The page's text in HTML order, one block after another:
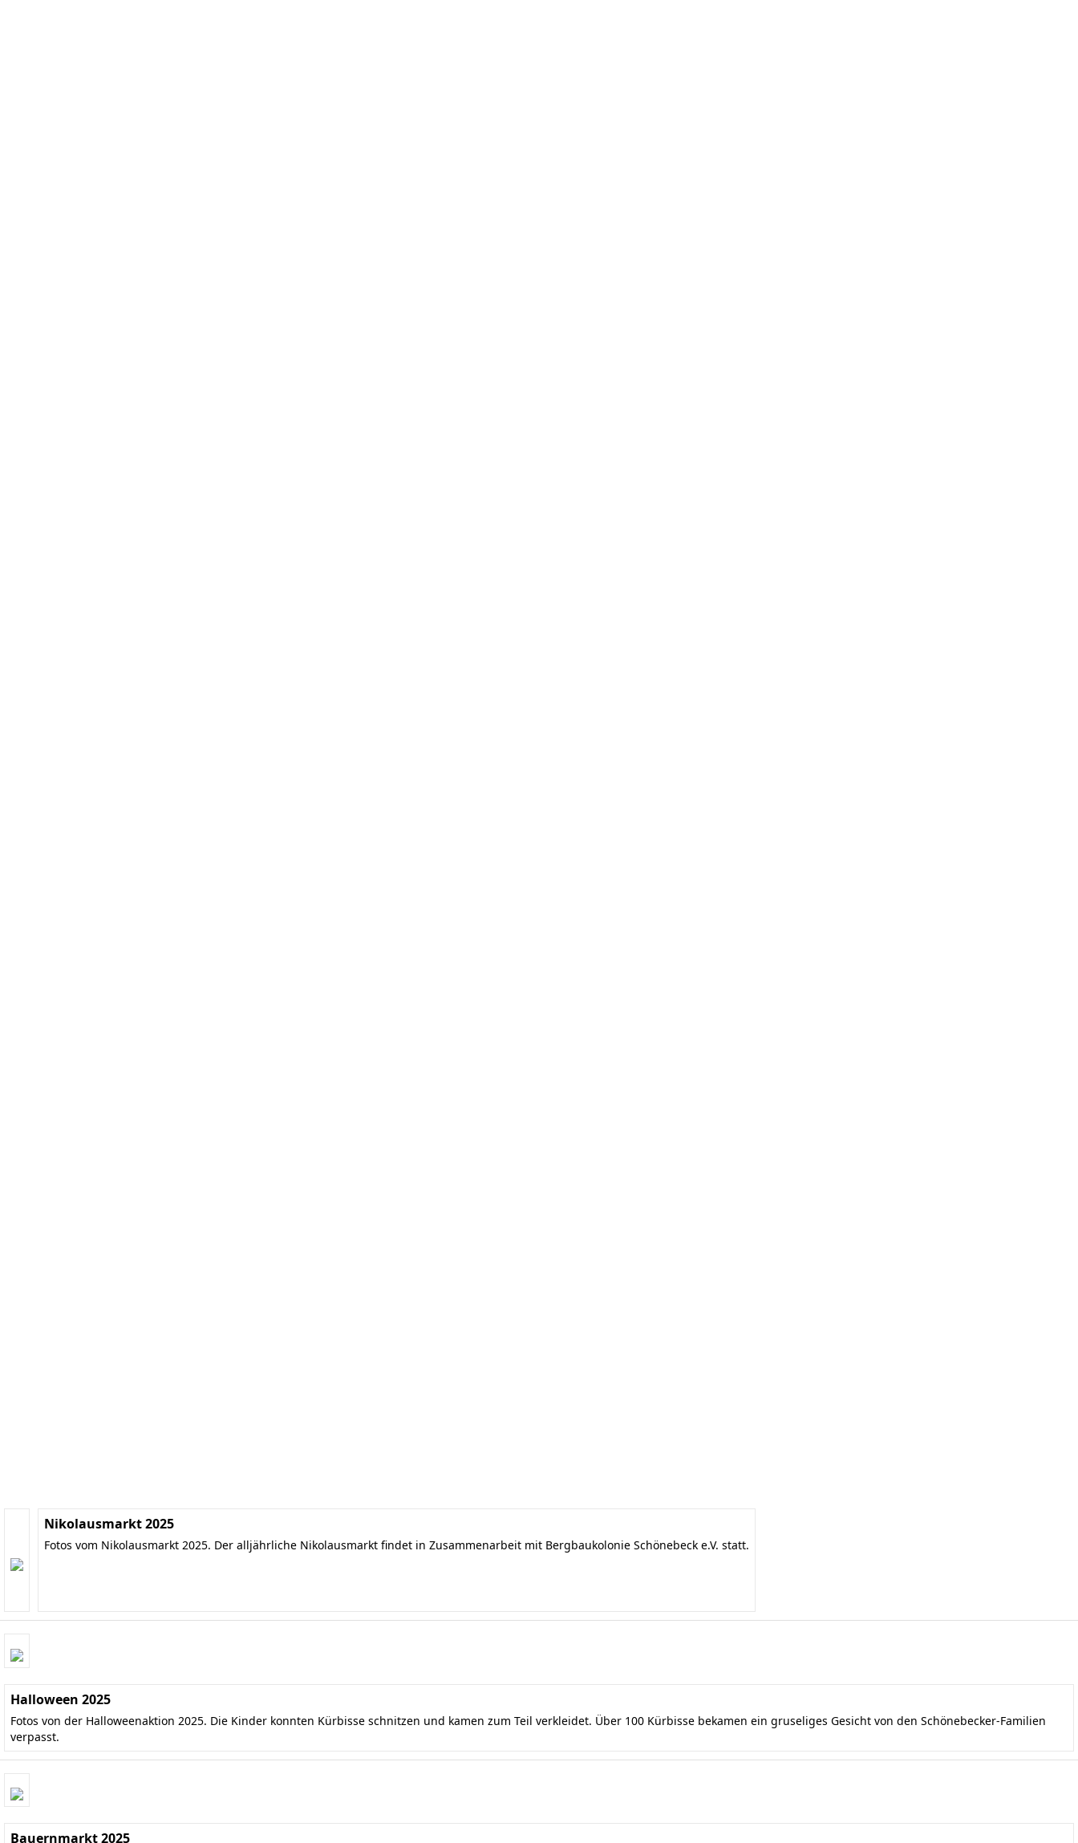
Nikolausmarkt 2025
Fotos vom Nikolausmarkt 2025. Der alljährliche Nikolausmarkt findet in Zusammenarbeit mit Bergbaukolonie Schönebeck e.V. statt.
Halloween 2025
Fotos von der Halloweenaktion 2025. Die Kinder konnten Kürbisse schnitzen und kamen zum Teil verkleidet. Über 100 Kürbisse bekamen ein gruseliges Gesicht von den Schönebecker-Familien
verpasst.
Bauernmarkt 2025